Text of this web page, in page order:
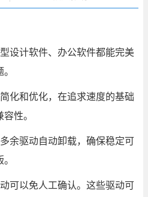
计软件、办公软件都能完美
和优化，在追求速度的基础
性。
驱动自动卸载，确保稳定可
以免人工确认。这些驱动可